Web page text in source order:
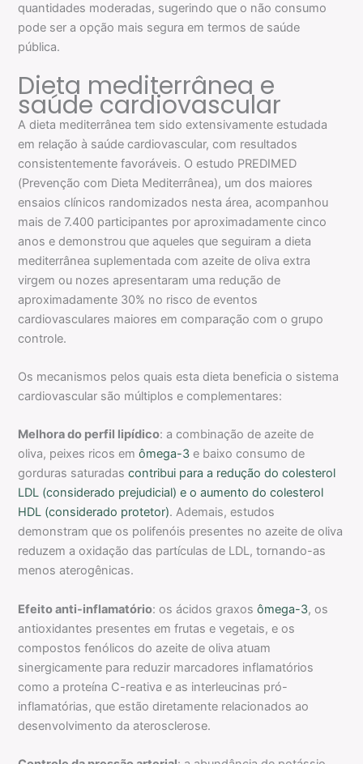
quantidades moderadas, sugerindo que o não consumo
pode ser a opção mais segura em termos de saúde
pública.
Dieta mediterrânea e
saúde cardiovascular
A dieta mediterrânea tem sido extensivamente estudada
em relação à saúde cardiovascular, com resultados
consistentemente favoráveis. O estudo PREDIMED
(Prevenção com Dieta Mediterrânea), um dos maiores
ensaios clínicos randomizados nesta área, acompanhou
mais de 7.400 participantes por aproximadamente cinco
anos e demonstrou que aqueles que seguiram a dieta
mediterrânea suplementada com azeite de oliva extra
virgem ou nozes apresentaram uma redução de
aproximadamente 30% no risco de eventos
cardiovasculares maiores em comparação com o grupo
controle.
Os mecanismos pelos quais esta dieta beneficia o sistema
cardiovascular são múltiplos e complementares:
Melhora do perfil lipídico: a combinação de azeite de
oliva, peixes ricos emômega-3 e baixo consumo de
gorduras saturadascontribui para a redução do colesterol
LDL (considerado prejudicial) e o aumento do colesterol
HDL (considerado protetor). Ademais, estudos
demonstram que os polifenóis presentes no azeite de oliva
reduzem a oxidação das partículas de LDL, tornando-as
menos aterogênicas.
Efeito anti-inflamatório: os ácidos graxosômega-3, os
antioxidantes presentes em frutas e vegetais, e os
compostos fenólicos do azeite de oliva atuam
sinergicamente para reduzir marcadores inflamatórios
como a proteína C-reativa e as interleucinas pró-
inflamatórias, que estão diretamente relacionados ao
desenvolvimento da aterosclerose.